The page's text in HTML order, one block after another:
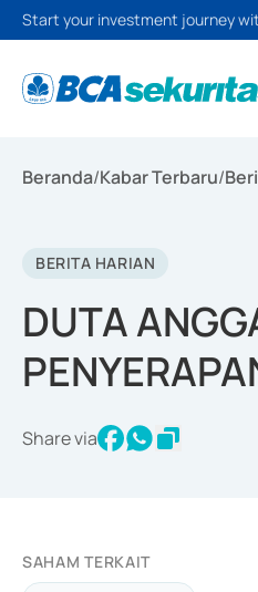
Start your investment journey
Beranda/Kabar Terbaru/
BERITA HARIAN
DUTA
Share via
SAHAM TERKAIT